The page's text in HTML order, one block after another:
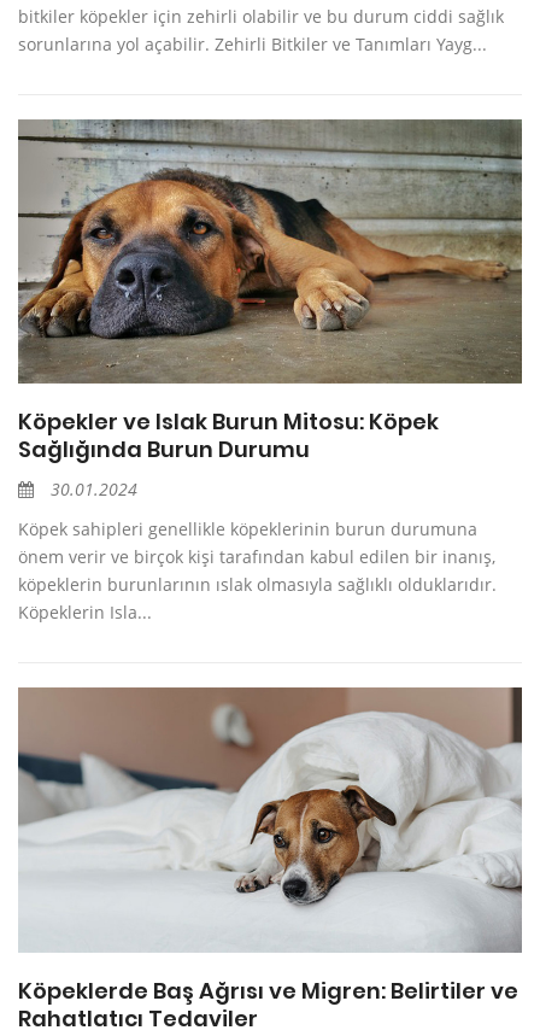
bitkiler köpekler için zehirli olabilir ve bu durum ciddi sağlık
sorunlarına yol açabilir. Zehirli Bitkiler ve Tanımları Yayg...
Köpekler ve Islak Burun Mitosu: Köpek
Sağlığında Burun Durumu
30.01.2024
Köpek sahipleri genellikle köpeklerinin burun durumuna
önem verir ve birçok kişi tarafından kabul edilen bir inanış,
köpeklerin burunlarının ıslak olmasıyla sağlıklı olduklarıdır.
Köpeklerin Isla...
Köpeklerde Baş Ağrısı ve Migren: Belirtiler ve
Rahatlatıcı Tedaviler